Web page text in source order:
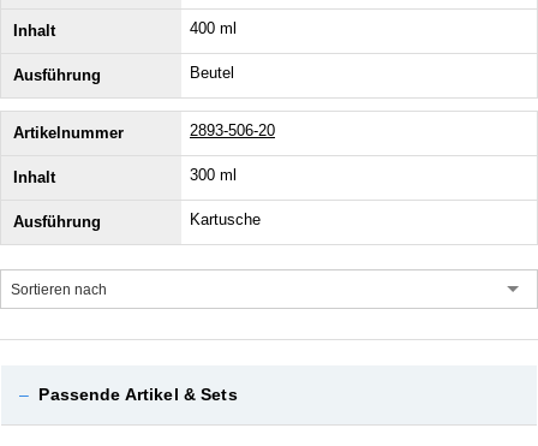
400 ml
Beutel
2893-506-20
300 ml
Kartusche
Sortieren nach
– Passende Artikel & Sets